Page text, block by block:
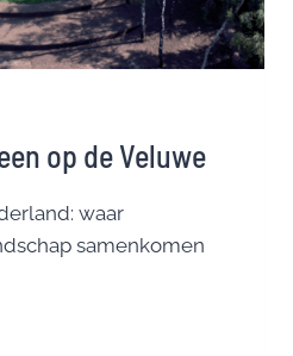
op de Veluwe
waar
samenkomen